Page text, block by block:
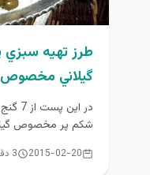
طرز تهيه سبزي
گيلاني
در
شكم پر مخصوص
2015-02-20 3 دقیقه مطالعه